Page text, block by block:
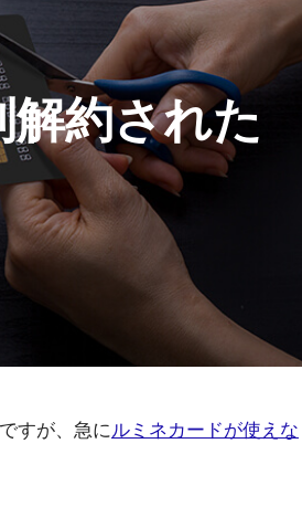
約された
ですが、急にルミネカードが使えな